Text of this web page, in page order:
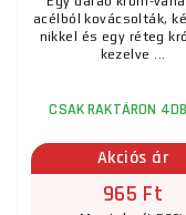
acélból kovácsolták,
nikkel és egy réteg
kezelve ...
CSAK RAKTÁRON
Akciós ár
965 Ft